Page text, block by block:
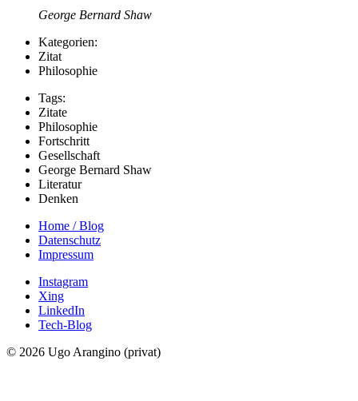
George Bernard Shaw
Kategorien:
Zitat
Philosophie
Tags:
Zitate
Philosophie
Fortschritt
Gesellschaft
George Bernard Shaw
Literatur
Denken
Home / Blog
Datenschutz
Impressum
Instagram
Xing
LinkedIn
Tech-Blog
© 2026 Ugo Arangino (privat)